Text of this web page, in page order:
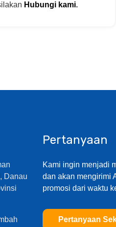
Hubungi kami.
Danau
Pertanyaan
Kami ingin menjadi
dan akan mengirimi
promosi dari waktu
Pertanyaan